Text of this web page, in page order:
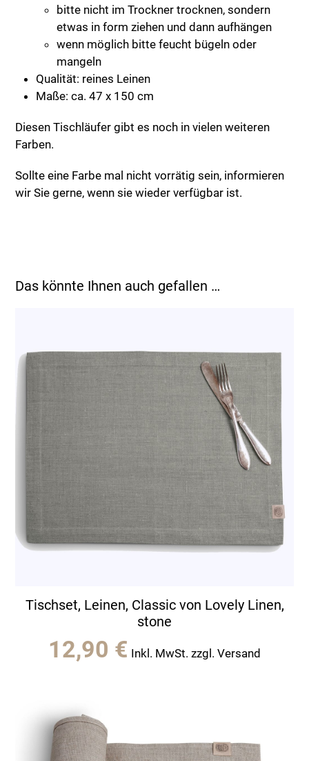
bitte nicht im Trockner trocknen, sondern
etwas in form ziehen und dann aufhängen
wenn möglich bitte feucht bügeln oder
mangeln
Qualität: reines Leinen
Maße: ca. 47 x 150 cm
Diesen Tischläufer gibt es noch in vielen weiteren
Farben.
Sollte eine Farbe mal nicht vorrätig sein, informieren
wir Sie gerne, wenn sie wieder verfügbar ist.
Das könnte Ihnen auch gefallen …
Tischset, Leinen, Classic von Lovely Linen,
stone
12,90 € Inkl. MwSt. zzgl. Versand